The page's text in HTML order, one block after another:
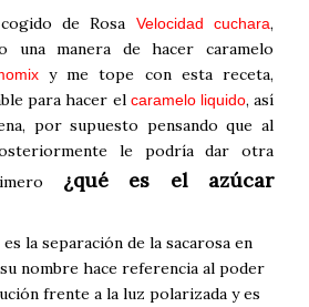
de Rosa Velocidad cuchara,
una manera de hacer caramelo
y me tope con esta receta,
para hacer el caramelo liquido, así
por supuesto pensando que al
le podría dar otra
¿qué es el azúcar
es la separación de la sacarosa en
nombre hace referencia al poder
frente a la luz polarizada y es